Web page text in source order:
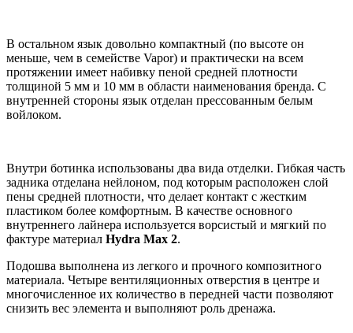
В остальном язык довольно компактный (по высоте он
меньше, чем в семействе Vapor) и практически на всем
протяжении имеет набивку пеной средней плотности
толщиной 5 мм и 10 мм в области наименования бренда. С
внутренней стороны язык отделан прессованным белым
войлоком.
Внутри ботинка использованы два вида отделки. Гибкая часть
задника отделана нейлоном, под которым расположен слой
пены средней плотности, что делает контакт с жестким
пластиком более комфортным. В качестве основного
внутреннего лайнера используется ворсистый и мягкий по
фактуре материал Hydra Max 2.
Подошва выполнена из легкого и прочного композитного
материала. Четыре вентиляционных отверстия в центре и
многочисленное их количество в передней части позволяют
снизить вес элемента и выполняют роль дренажа.